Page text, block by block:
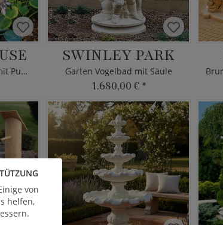
Deko Zimmerbrunnen mit Pumpe
SWINLEY PARK
Garten Vogelbad mit Säule
1.680,00 € *
von
helfen,